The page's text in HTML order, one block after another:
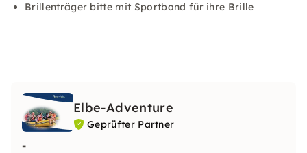
Brillenträger bitte mit Sportband für ihre Brille
Elbe-Adventure
Geprüfter Partner
-